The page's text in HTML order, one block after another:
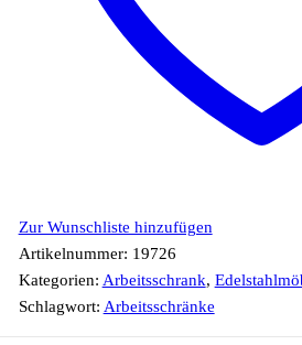
Zur Wunschliste hinzufügen
Artikelnummer: 19726
Kategorien: Arbeitsschrank,
Schlagwort: Arbeitsschränke